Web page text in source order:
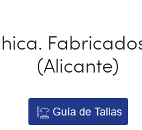
(Alicante)
Guía de Tallas